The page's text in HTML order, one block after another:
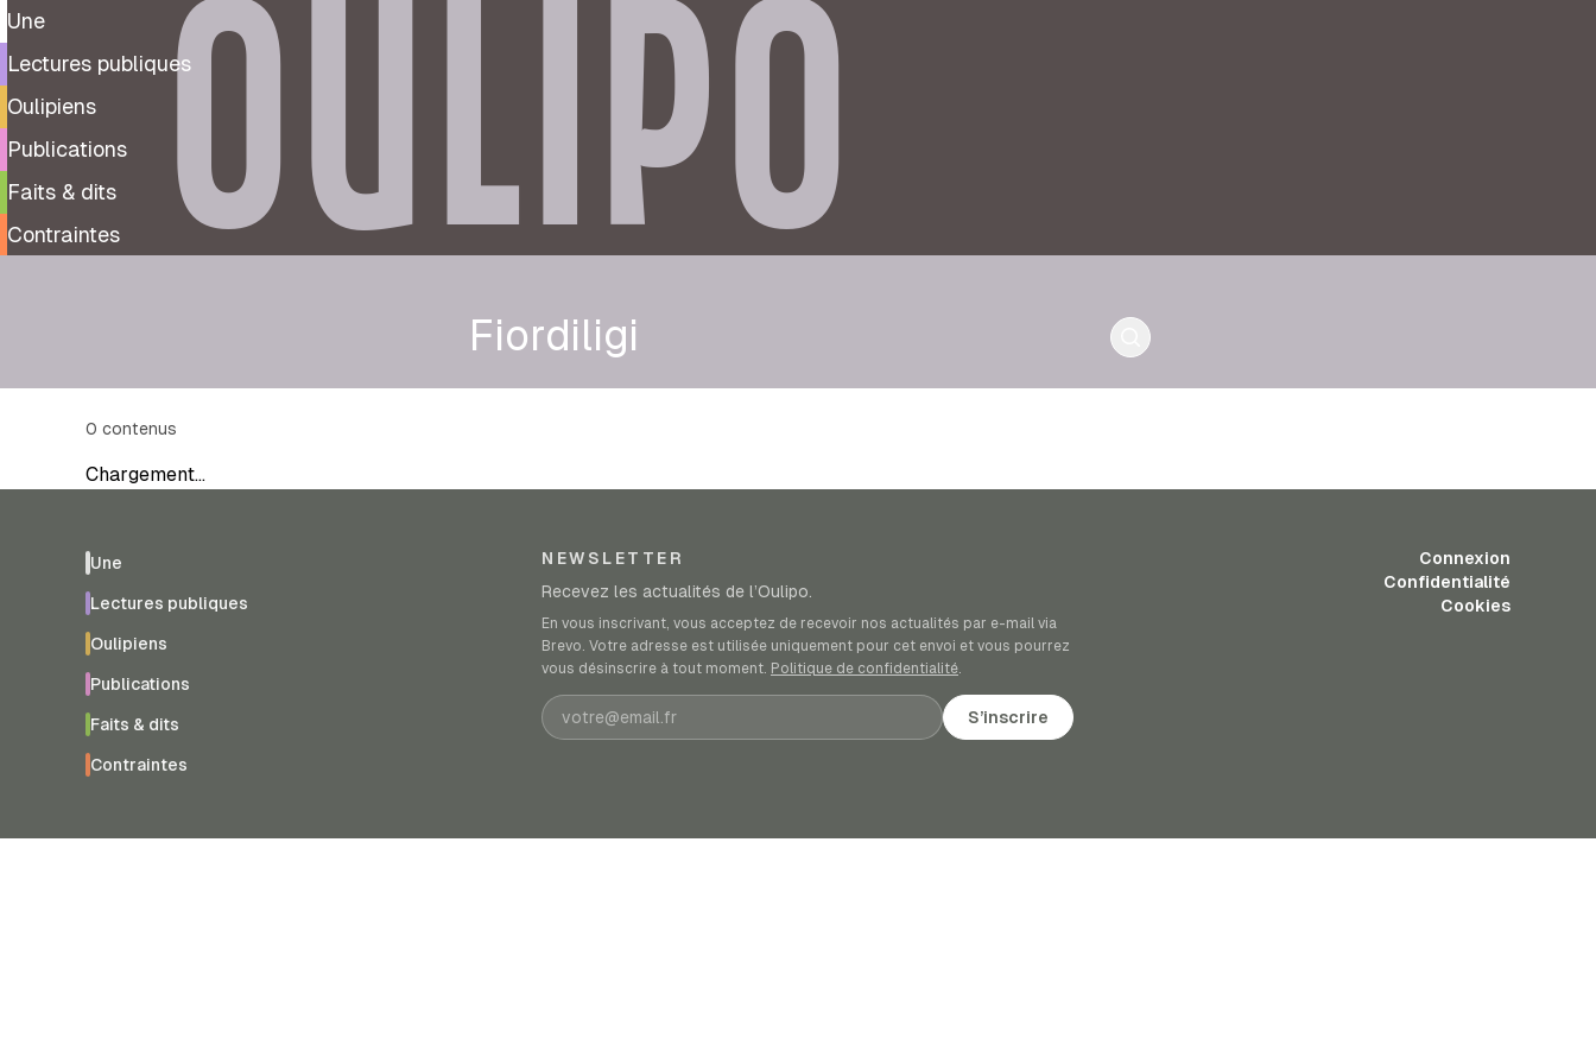
Une
Lectures publiques
Oulipiens
Publications
Faits & dits
Contraintes
OULIPO
Fiordiligi
0 contenus
Chargement…
Une
Lectures publiques
Oulipiens
Publications
Faits & dits
Contraintes
NEWSLETTER
Recevez les actualités de l’Oulipo.
En vous inscrivant, vous acceptez de recevoir nos actualités par e-mail via
Brevo. Votre adresse est utilisée uniquement pour cet envoi et vous pourrez
vous désinscrire à tout moment. Politique de confidentialité.
Adresse e-mail S’inscrire
Connexion
Confidentialité
Cookies